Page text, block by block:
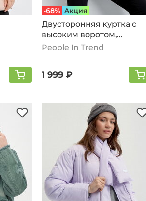
-68% Aкция
Двусторонняя куртка с
высоким воротом,
бежевый-белый
People In Trend
1 999 ₽